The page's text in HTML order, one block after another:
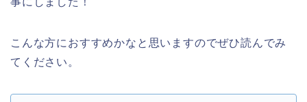
こんな方におすすめかなと思いますのでぜひ読んでみ
てください。